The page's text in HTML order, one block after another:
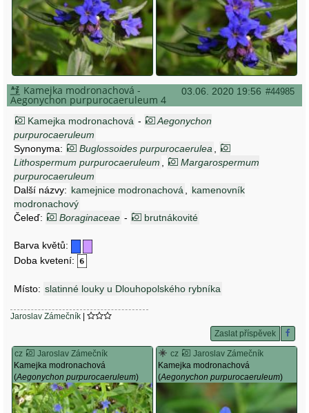
03.06. 2020 19:56 #44985
Kamejka modronachová -
Aegonychon purpurocaeruleum 4
Kamejka modronachová -
Aegonychon
purpurocaeruleum
Synonyma:
Buglossoides purpurocaerulea,
Lithospermum purpurocaeruleum ,
Margarospermum
purpurocaeruleum
Další názvy: kamejnice modronachová, kamenovník
modronachový
Čeleď:
Boraginaceae - brutnákovité
Barva květů:
Doba kvetení:
Místo: slatinné louky u Dlouhopolského rybníka
Jaroslav Zámečník |
Zaslat příspěvek
cz
Jaroslav Zámečník
Kamejka modronachová
(Aegonychon purpurocaeruleum)
cz
Jaroslav Zámečník
Kamejka modronachová
(Aegonychon purpurocaeruleum)